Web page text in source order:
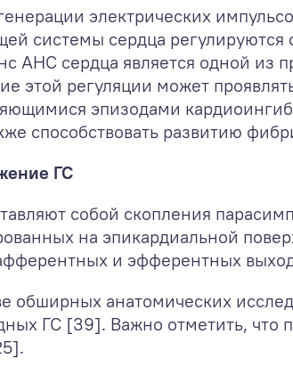
электрических
системы сердца
АНС сердца является одной из
этой регуляции может
эпизодами
способствовать развитию
ГС
собой скопления
на эпикардиальной
и эфферентных
обширных анатомических
ГС [39]. Важно отметить, что